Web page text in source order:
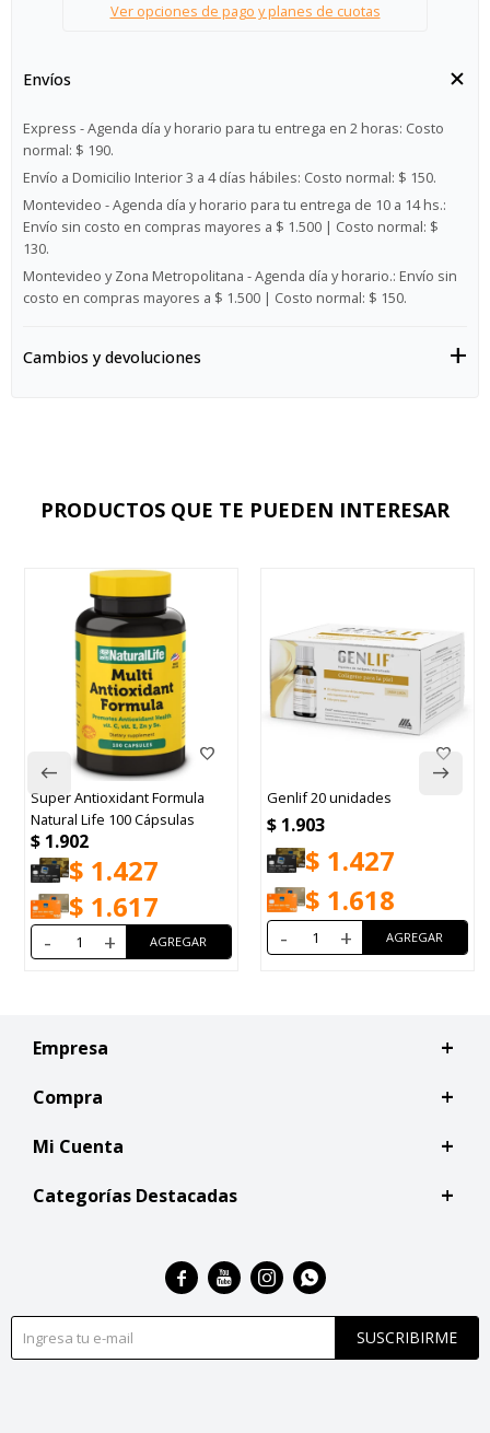
Ver opciones de pago y planes de cuotas
Envíos
Express - Agenda día y horario para tu entrega en 2 horas: Costo
normal: $ 190.
Envío a Domicilio Interior 3 a 4 días hábiles: Costo normal: $ 150.
Montevideo - Agenda día y horario para tu entrega de 10 a 14 hs.:
Envío sin costo en compras mayores a $ 1.500 | Costo normal: $
130.
Montevideo y Zona Metropolitana - Agenda día y horario.: Envío sin
costo en compras mayores a $ 1.500 | Costo normal: $ 150.
Cambios y devoluciones
PRODUCTOS QUE TE PUEDEN INTERESAR
Super Antioxidant Formula
Natural Life 100 Cápsulas
$ 1.902
$ 1.427
$ 1.617
- +
Genlif 20 unidades
$ 1.903
$ 1.427
$ 1.618
- +
Empresa
Compra
Mi Cuenta
Categorías Destacadas
SUSCRIBIRME
   